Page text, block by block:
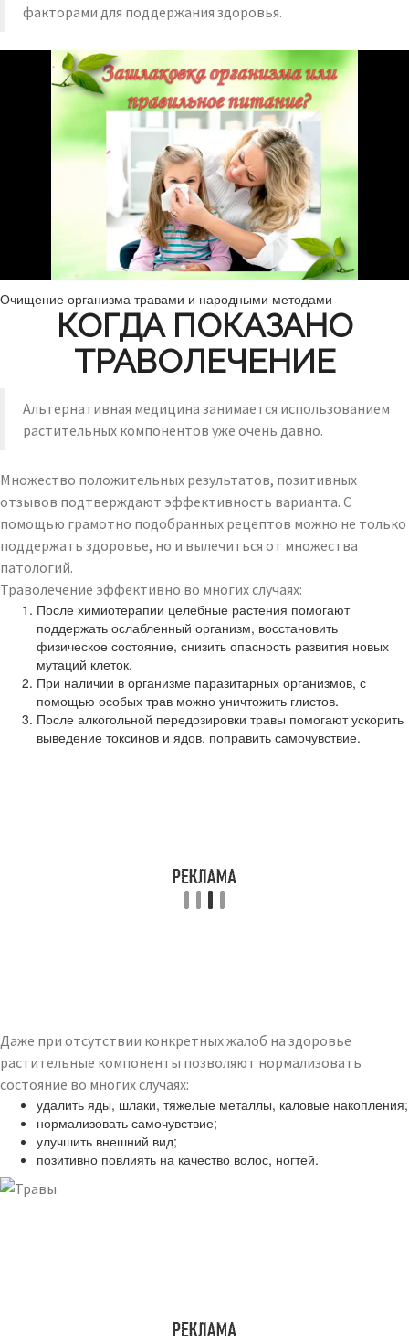
факторами для поддержания здоровья.
Очищение организма травами и народными методами
КОГДА ПОКАЗАНО
ТРАВОЛЕЧЕНИЕ
Альтернативная медицина занимается использованием
растительных компонентов уже очень давно.
Множество положительных результатов, позитивных
отзывов подтверждают эффективность варианта. С
помощью грамотно подобранных рецептов можно не только
поддержать здоровье, но и вылечиться от множества
патологий.
Траволечение эффективно во многих случаях:
После химиотерапии целебные растения помогают
поддержать ослабленный организм, восстановить
физическое состояние, снизить опасность развития новых
мутаций клеток.
При наличии в организме паразитарных организмов, с
помощью особых трав можно уничтожить глистов.
После алкогольной передозировки травы помогают ускорить
выведение токсинов и ядов, поправить самочувствие.
Даже при отсутствии конкретных жалоб на здоровье
растительные компоненты позволяют нормализовать
состояние во многих случаях:
удалить яды, шлаки, тяжелые металлы, каловые накопления;
нормализовать самочувствие;
улучшить внешний вид;
позитивно повлиять на качество волос, ногтей.